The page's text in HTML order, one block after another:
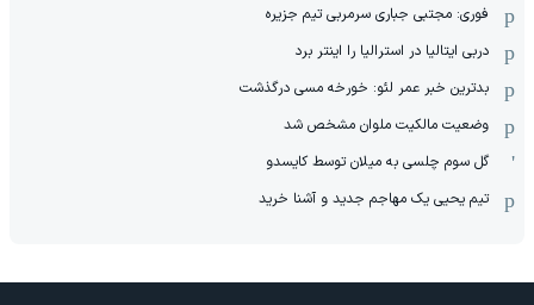
فوری: مجتبی جباری سرمربی تیم جزیره
دربی ایتالیا در استرالیا را اینتر برد
بدترین خبر عمر لئو: خورخه مسی درگذشت
وضعیت مالکیت ملوان مشخص شد
گل سوم چلسی به میلان توسط کایسدو
تیم یحیی یک مهاجم جدید و آشنا خرید